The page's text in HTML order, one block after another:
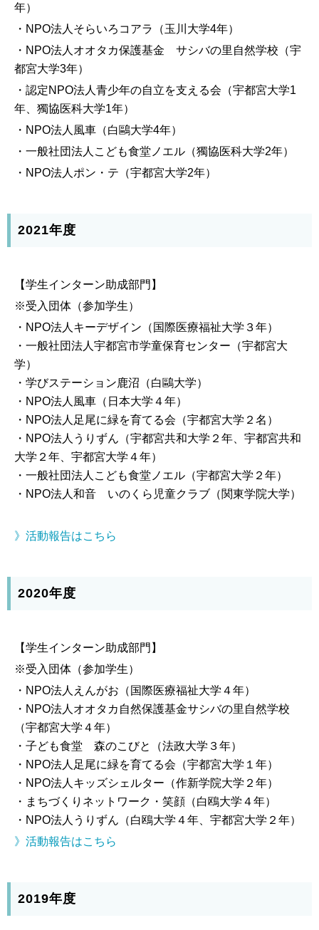
年）
・NPO法人そらいろコアラ（玉川大学4年）
・NPO法人オオタカ保護基金 サシバの里自然学校（宇
都宮大学3年）
・認定NPO法人青少年の自立を支える会（宇都宮大学1
年、獨協医科大学1年）
・NPO法人風車（白鷗大学4年）
・一般社団法人こども食堂ノエル（獨協医科大学2年）
・NPO法人ポン・テ（宇都宮大学2年）
2021年度
【学生インターン助成部門】
※受入団体（参加学生）
・NPO法人キーデザイン（国際医療福祉大学３年）
・一般社団法人宇都宮市学童保育センター（宇都宮大
学）
・学びステーション鹿沼（白鷗大学）
・NPO法人風車（日本大学４年）
・NPO法人足尾に緑を育てる会（宇都宮大学２名）
・NPO法人うりずん（宇都宮共和大学２年、宇都宮共和
大学２年、宇都宮大学４年）
・一般社団法人こども食堂ノエル（宇都宮大学２年）
・NPO法人和音 いのくら児童クラブ（関東学院大学）
》活動報告はこちら
2020年度
【学生インターン助成部門】
※受入団体（参加学生）
・NPO法人えんがお（国際医療福祉大学４年）
・NPO法人オオタカ自然保護基金サシバの里自然学校
（宇都宮大学４年）
・子ども食堂 森のこびと（法政大学３年）
・NPO法人足尾に緑を育てる会（宇都宮大学１年）
・NPO法人キッズシェルター（作新学院大学２年）
・まちづくりネットワーク・笑顔（白鴎大学４年）
・NPO法人うりずん（白鴎大学４年、宇都宮大学２年）
》活動報告はこちら
2019年度